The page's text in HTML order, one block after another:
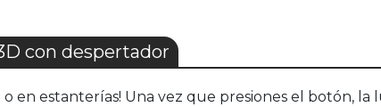
con despertador
en estanterías! Una vez que presiones el botón,